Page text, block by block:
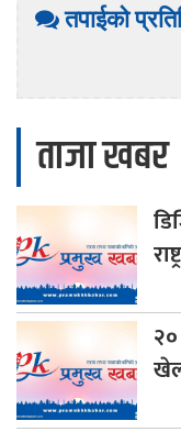
तपाईको
ताजा खबर
२०